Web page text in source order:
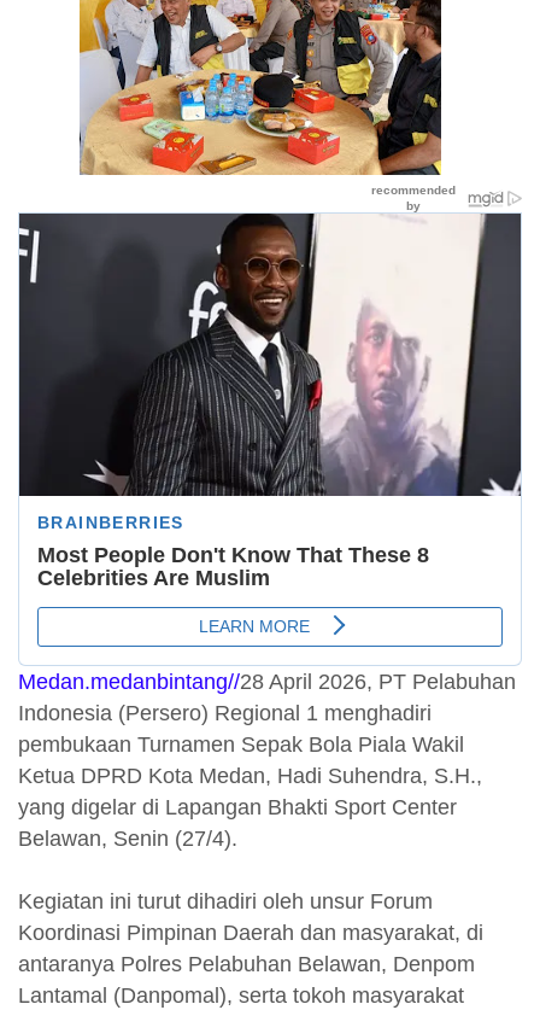
Medan.medanbintang//28 April 2026, PT Pelabuhan
Indonesia (Persero) Regional 1 menghadiri
pembukaan Turnamen Sepak Bola Piala Wakil
Ketua DPRD Kota Medan, Hadi Suhendra, S.H.,
yang digelar di Lapangan Bhakti Sport Center
Belawan, Senin (27/4).
Kegiatan ini turut dihadiri oleh unsur Forum
Koordinasi Pimpinan Daerah dan masyarakat, di
antaranya Polres Pelabuhan Belawan, Denpom
Lantamal (Danpomal), serta tokoh masyarakat